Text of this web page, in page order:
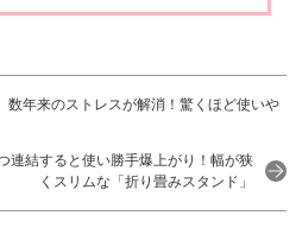
数年来のストレスが解消！驚くほど使いや
連結すると使い勝手爆上がり！幅が狭
くスリムな「折り畳みスタンド」